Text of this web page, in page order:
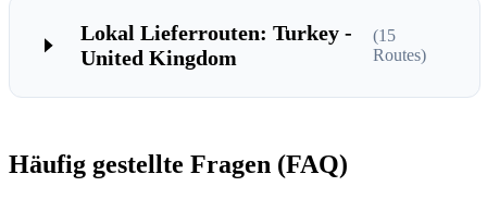
Lokal Lieferrouten: Turkey -
United Kingdom
(15
Routes)
Häufig gestellte Fragen (FAQ)